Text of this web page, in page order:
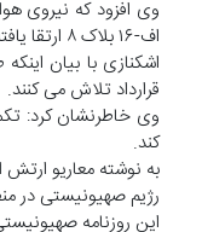
اف-۱۶ بلاک ۸ ارتقا یافته و نوسازی حدود ۱۵۰ هواپیمای دیگر و همچنین دستیابی به موتورهای آمریکایی مورد استفاده در پروژه جنگنده قان ترکیه است.
قرارداد تلاش می کنند.
وی خاطرنشان کرد:
کند.
به نوشته معاریو
رژیم صهیونیستی در